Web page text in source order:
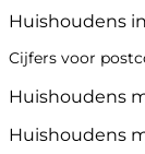
Huishoudens
Cijfers voor
Huishoudens
Huishoudens